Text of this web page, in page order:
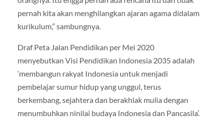
pernah kita akan menghilangkan ajaran agama didalam
kurikulum,” sambungnya.
Draf Peta Jalan Pendidikan per Mei 2020
menyebutkan Visi Pendidikan Indonesia 2035 adalah
‘membangun rakyat Indonesia untuk menjadi
pembelajar sumur hidup yang unggul, terus
berkembang, sejahtera dan berakhlak mulia dengan
menumbuhkan ninilai budaya Indonesia dan Pancasila’.